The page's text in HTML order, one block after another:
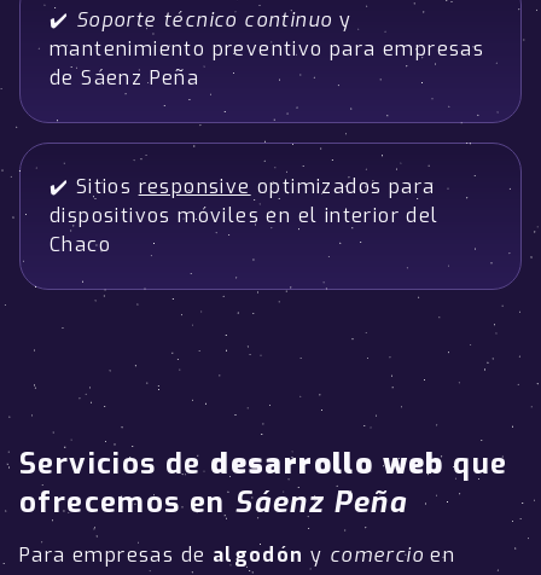
✔️ Soporte técnico continuo y
mantenimiento preventivo para empresas
de Sáenz Peña
✔️ Sitios responsive optimizados para
dispositivos móviles en el interior del
Chaco
Servicios dedesarrollo web que
ofrecemos enSáenz Peña
Para empresas de algodón y comercio en